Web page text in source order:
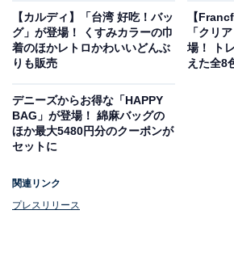
ることができます。バッグインバッ
手も付いているので単体使用でも。
【カルディ】「台湾 好吃！バッ
グ」が登場！ くすみカラーの巾
着のほかレトロかわいいどんぶ
りも販売
【
「クリ
場！ ト
えた全8
デニーズからお得な「HAPPY
BAG」が登場！ 綿麻バッグの
ほか最大5480円分のクーポンが
セットに
関連リンク
プレスリリース